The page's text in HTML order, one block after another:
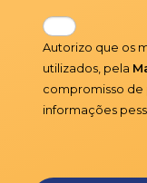
Autorizo que os
utilizados, pela
compromisso de
informações